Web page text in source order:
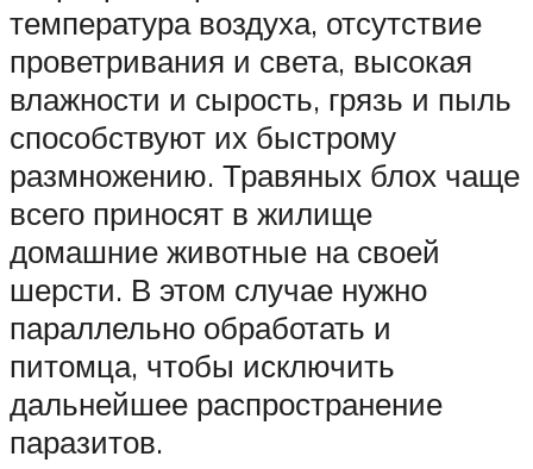
температура воздуха, отсутствие
проветривания и света, высокая
влажности и сырость, грязь и пыль
способствуют их быстрому
размножению. Травяных блох чаще
всего приносят в жилище
домашние животные на своей
шерсти. В этом случае нужно
параллельно обработать и
питомца, чтобы исключить
дальнейшее распространение
паразитов.